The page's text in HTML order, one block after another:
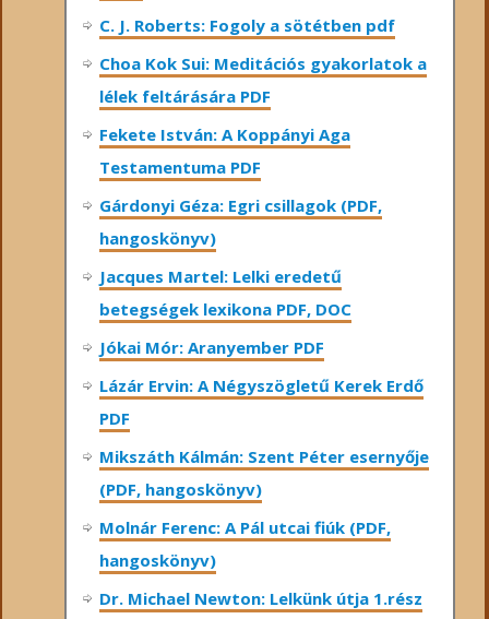
C. J. Roberts: Fogoly a sötétben pdf
Choa Kok Sui: Meditációs gyakorlatok a
lélek feltárására PDF
Fekete István: A Koppányi Aga
Testamentuma PDF
Gárdonyi Géza: Egri csillagok (PDF,
hangoskönyv)
Jacques Martel: Lelki eredetű
betegségek lexikona PDF, DOC
Jókai Mór: Aranyember PDF
Lázár Ervin: A Négyszögletű Kerek Erdő
PDF
Mikszáth Kálmán: Szent Péter esernyője
(PDF, hangoskönyv)
Molnár Ferenc: A Pál utcai fiúk (PDF,
hangoskönyv)
Dr. Michael Newton: Lelkünk útja 1.rész